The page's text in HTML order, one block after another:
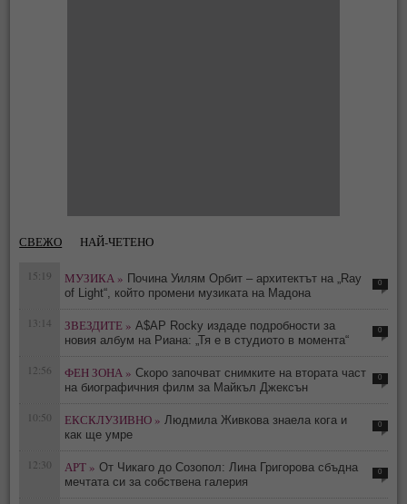
СВЕЖО НАЙ-ЧЕТЕНО
15:19 МУЗИКА » Почина Уилям Орбит – архитектът на „Ray
of Light“, който промени музиката на Мадона
0
13:14 ЗВЕЗДИТЕ » A$AP Rocky издаде подробности за
новия албум на Риана: „Тя е в студиото в момента“
0
12:56 ФЕН ЗОНА » Скоро започват снимките на втората част
на биографичния филм за Майкъл Джексън
0
10:50 ЕКСКЛУЗИВНО » Людмила Живкова знаела кога и
как ще умре
0
12:30 АРТ » От Чикаго до Созопол: Лина Григорова сбъдна
мечтата си за собствена галерия
0